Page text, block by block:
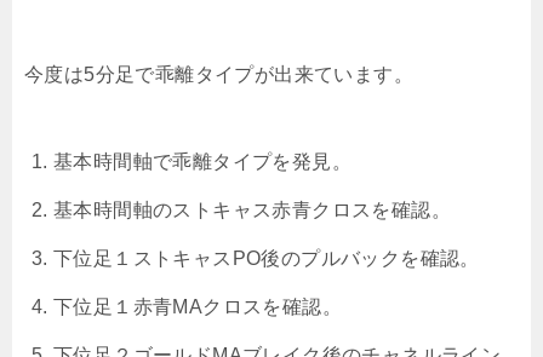
今度は5分足で乖離タイプが出来ています。
基本時間軸で乖離タイプを発見。
基本時間軸のストキャス赤青クロスを確認。
下位足１ストキャスPO後のプルバックを確認。
下位足１赤青MAクロスを確認。